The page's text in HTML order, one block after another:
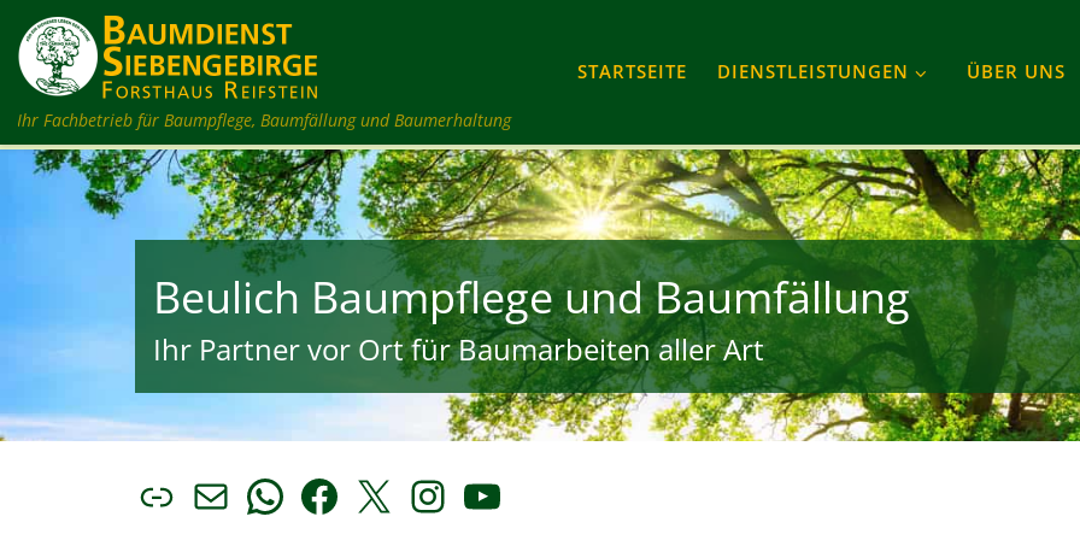
Zum Inhalt springen
Ihr Fachbetrieb für Baumpflege, Baumfällung und Baumerhaltung
STARTSEITE DIENSTLEISTUNGEN ÜBER UNS
Beulich Baumpflege und Baumfällung
Ihr Partner vor Ort für Baumarbeiten aller Art
LinkE-Mail
WhatsApp
Facebook
X Instagram
YouTube